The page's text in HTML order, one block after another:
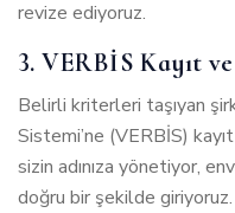
revize ediyoruz.
3. VERBİS Kayıt
Belirli kriterleri taşıyan
Sistemi’ne (VERBİS)
sizin adınıza yönetiyor,
doğru bir şekilde giriyoruz.